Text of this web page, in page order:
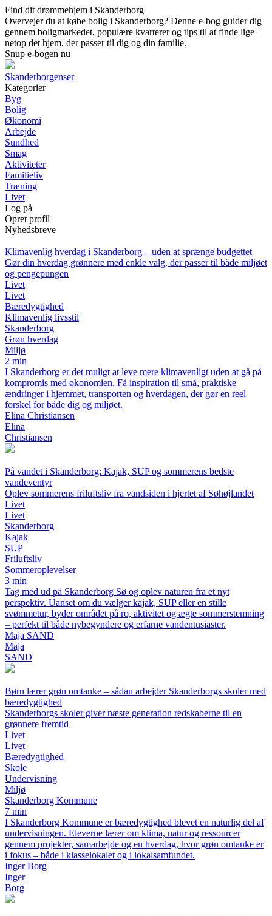
Find dit drømmehjem i Skanderborg
Overvejer du at købe bolig i Skanderborg? Denne e-bog guider dig
gennem boligmarkedet, populære kvarterer og tips til at finde lige
netop det hjem, der passer til dig og din familie.
Snup e-bogen nu
Skanderborgenser
Kategorier
Byg
Bolig
Økonomi
Arbejde
Sundhed
Smag
Aktiviteter
Familieliv
Træning
Livet
Log på
Opret profil
Nyhedsbreve
Klimavenlig hverdag i Skanderborg – uden at sprænge budgettet
Gør din hverdag grønnere med enkle valg, der passer til både miljøet
og pengepungen
Livet
Livet
Bæredygtighed
Klimavenlig livsstil
Skanderborg
Grøn hverdag
Miljø
2 min
I Skanderborg er det muligt at leve mere klimavenligt uden at gå på
kompromis med økonomien. Få inspiration til små, praktiske
ændringer i hjemmet, transporten og hverdagen, der gør en reel
forskel for både dig og miljøet.
Elina Christiansen
Elina
Christiansen
På vandet i Skanderborg: Kajak, SUP og sommerens bedste
vandeventyr
Oplev sommerens friluftsliv fra vandsiden i hjertet af Søhøjlandet
Livet
Livet
Skanderborg
Kajak
SUP
Friluftsliv
Sommeroplevelser
3 min
Tag med ud på Skanderborg Sø og oplev naturen fra et nyt
perspektiv. Uanset om du vælger kajak, SUP eller en stille
svømmetur, byder området på ro, aktivitet og ægte sommerstemning
– perfekt til både nybegyndere og erfarne vandentusiaster.
Maja SAND
Maja
SAND
Børn lærer grøn omtanke – sådan arbejder Skanderborgs skoler med
bæredygtighed
Skanderborgs skoler giver næste generation redskaberne til en
grønnere fremtid
Livet
Livet
Bæredygtighed
Skole
Undervisning
Miljø
Skanderborg Kommune
7 min
I Skanderborg Kommune er bæredygtighed blevet en naturlig del af
undervisningen. Eleverne lærer om klima, natur og ressourcer
gennem projekter, samarbejde og en hverdag, hvor grøn omtanke er
i fokus – både i klasselokalet og i lokalsamfundet.
Inger Borg
Inger
Borg